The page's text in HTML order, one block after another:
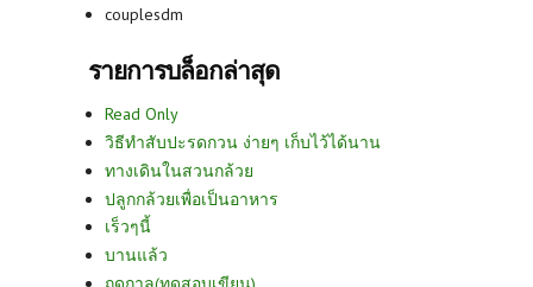
couplesdm
รายการบล็อกล่าสุด
Read Only
วิธีทำสับปะรดกวน ง่ายๆ เก็บไว้ได้นาน
ทางเดินในสวนกล้วย
ปลูกกล้วยเพื่อเป็นอาหาร
เร็วๆนี้
บานแล้ว